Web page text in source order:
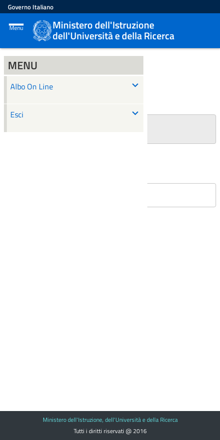
Governo Italiano
Menu Ministero dell'Istruzione
dell'Università e della Ricerca
MENU
Albo On Line
Esci
ALBO ON LINE
Ricerca
Ministero dell'Istruzione, dell'Università e della Ricerca
Tutti i diritti riservati @ 2016